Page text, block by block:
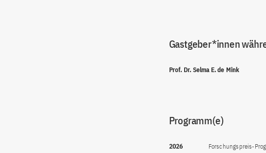
Gastgeber*innen
Prof. Dr. Selma E. de Mink
Programm(e)
2026 Forschungspreis-